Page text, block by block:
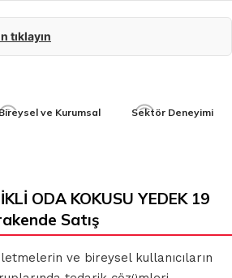
tıklayın
Bireysel ve Kurumsal Sektör Deneyimi
ODA KOKUSU YEDEK 19
Satış
ve bireysel kullanıcıların